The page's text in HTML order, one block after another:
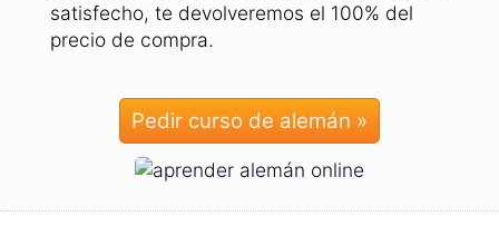
satisfecho, te devolveremos el 100% del
precio de compra.
Pedir curso de alemán »